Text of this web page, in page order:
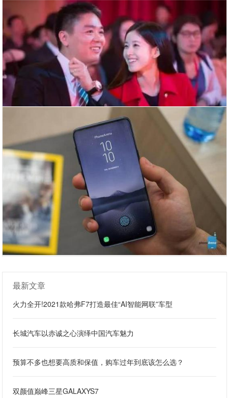
最新文章
火力全开!2021款哈弗F7打造最佳“AI智能网联”车型
长城汽车以赤诚之心演绎中国汽车魅力
预算不多也想要高质和保值，购车过年到底该怎么选？
双颜值巅峰三星GALAXYS7